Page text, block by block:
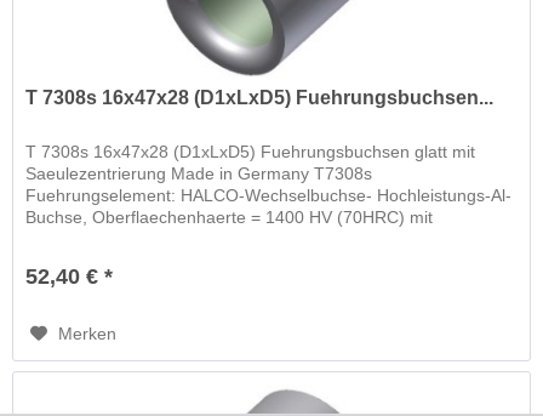
T 7308s 16x47x28 (D1xLxD5) Fuehrungsbuchsen...
T 7308s 16x47x28 (D1xLxD5) Fuehrungsbuchsen glatt mit
Saeulezentrierung Made in Germany T7308s
Fuehrungselement: HALCO-Wechselbuchse- Hochleistungs-Al-
Buchse, Oberflaechenhaerte = 1400 HV (70HRC) mit
52,40 € *
Merken